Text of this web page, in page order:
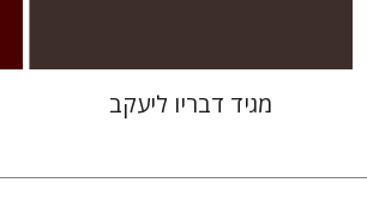
מגיד דבריו ליעקב